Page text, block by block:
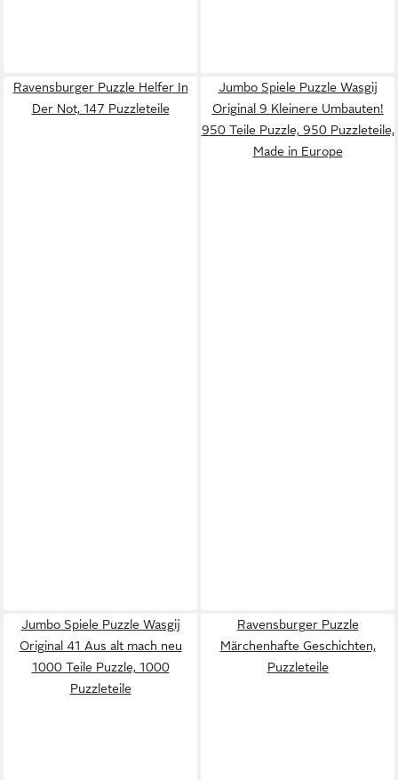
Ravensburger Puzzle Helfer In
Der Not, 147 Puzzleteile
Jumbo Spiele Puzzle Wasgij
Original 9 Kleinere Umbauten!
950 Teile Puzzle, 950 Puzzleteile,
Made in Europe
Jumbo Spiele Puzzle Wasgij
Original 41 Aus alt mach neu
1000 Teile Puzzle, 1000
Puzzleteile
Ravensburger Puzzle
Märchenhafte Geschichten,
Puzzleteile